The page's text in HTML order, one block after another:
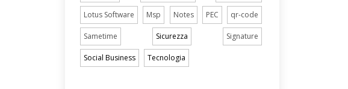
Lotus Software Msp Notes PEC qr-code
Sametime Sicurezza Signature
Social Business Tecnologia